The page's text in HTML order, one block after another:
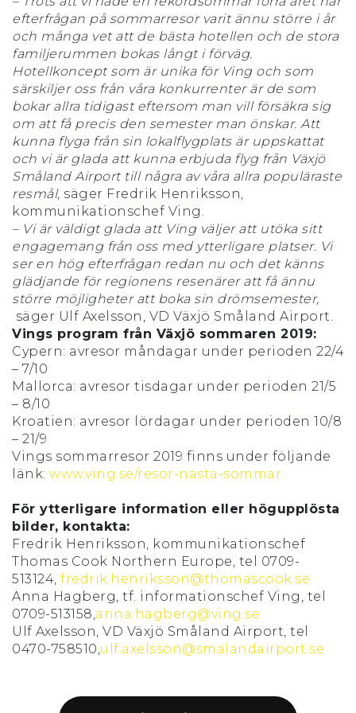
efterfrågan på sommarresor varit ännu större i år
och många vet att de bästa hotellen och de stora
familjerummen bokas långt i förväg.
Hotellkoncept som är unika för Ving och som
särskiljer oss från våra konkurrenter är de som
bokar allra tidigast eftersom man vill försäkra sig
om att få precis den semester man önskar. Att
kunna flyga från sin lokalflygplats är uppskattat
och vi är glada att kunna erbjuda flyg från Växjö
Småland Airport till några av våra allra populäraste
resmål, säger Fredrik Henriksson,
kommunikationschef Ving.
– Vi är väldigt glada att Ving väljer att utöka sitt
engagemang från oss med ytterligare platser. Vi
ser en hög efterfrågan redan nu och det känns
glädjande för regionens resenärer att få ännu
större möjligheter att boka sin drömsemester,
säger Ulf Axelsson, VD Växjö Småland Airport.
Vings program från Växjö sommaren 2019:
Cypern: avresor måndagar under perioden 22/4
– 7/10
Mallorca: avresor tisdagar under perioden 21/5
– 8/10
Kroatien: avresor lördagar under perioden 10/8
– 21/9
Vings sommarresor 2019 finns under följande
länk: www.ving.se/resor-nasta-sommar
För ytterligare information eller högupplösta
bilder, kontakta:
Fredrik Henriksson, kommunikationschef
Thomas Cook Northern Europe, tel 0709-
513124, fredrik.henriksson@thomascook.se
Anna Hagberg, tf. informationschef Ving, tel
0709-513158,anna.hagberg@ving.se
Ulf Axelsson, VD Växjö Småland Airport, tel
0470-758510,ulf.axelsson@smalandairport.se